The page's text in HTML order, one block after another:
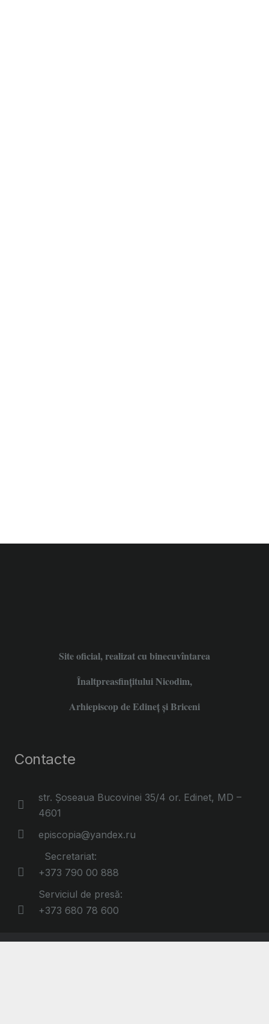
Site oficial, realizat cu binecuvîntarea
Înaltpreasfințitului Nicodim,
Arhiepiscop de Edineţ şi Briceni
Contacte
str. Șoseaua Bucovinei 35/4 or. Edinet, MD –
4601
episcopia@yandex.ru
Secretariat:
+373 790 00 888
Serviciul de presă:
+373 680 78 600